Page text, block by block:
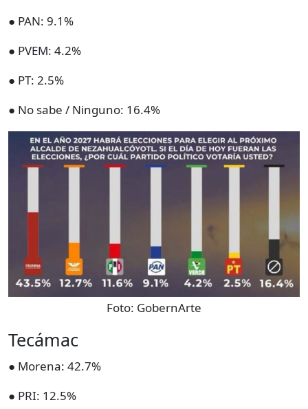
● PAN: 9.1%
● PVEM: 4.2%
● PT: 2.5%
● No sabe / Ninguno: 16.4%
Foto: GobernArte
Tecámac
● Morena: 42.7%
● PRI: 12.5%